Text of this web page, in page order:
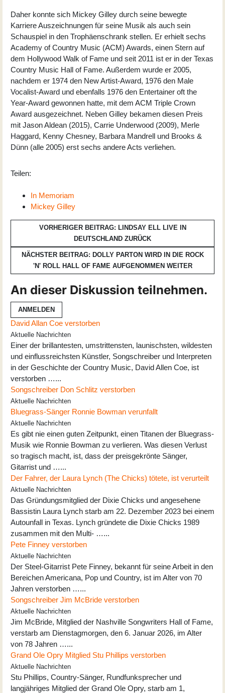
Daher konnte sich Mickey Gilley durch seine bewegte
Karriere Auszeichnungen für seine Musik als auch sein
Schauspiel in den Trophäenschrank stellen. Er erhielt sechs
Academy of Country Music (ACM) Awards, einen Stern auf
dem Hollywood Walk of Fame und seit 2011 ist er in der Texas
Country Music Hall of Fame. Außerdem wurde er 2005,
nachdem er 1974 den New Artist-Award, 1976 den Male
Vocalist-Award und ebenfalls 1976 den Entertainer oft the
Year-Award gewonnen hatte, mit dem ACM Triple Crown
Award ausgezeichnet. Neben Gilley bekamen diesen Preis
mit Jason Aldean (2015), Carrie Underwood (2009), Merle
Haggard, Kenny Chesney, Barbara Mandrell und Brooks &
Dünn (alle 2005) erst sechs andere Acts verliehen.
Teilen:
In Memoriam
Mickey Gilley
VORHERIGER BEITRAG: LINDSAY ELL LIVE IN
DEUTSCHLAND ZURÜCK
NÄCHSTER BEITRAG: DOLLY PARTON WIRD IN DIE ROCK
'N' ROLL HALL OF FAME AUFGENOMMEN WEITER
An dieser Diskussion teilnehmen.
ANMELDEN
David Allan Coe verstorben
Aktuelle Nachrichten
Einer der brillantesten, umstrittensten, launischsten, wildesten
und einflussreichsten Künstler, Songschreiber und Interpreten
in der Geschichte der Country Music, David Allen Coe, ist
verstorben …...
Songschreiber Don Schlitz verstorben
Aktuelle Nachrichten
Bluegrass-Sänger Ronnie Bowman verunfallt
Aktuelle Nachrichten
Es gibt nie einen guten Zeitpunkt, einen Titanen der Bluegrass-
Musik wie Ronnie Bowman zu verlieren. Was diesen Verlust
so tragisch macht, ist, dass der preisgekrönte Sänger,
Gitarrist und …...
Der Fahrer, der Laura Lynch (The Chicks) tötete, ist verurteilt
Aktuelle Nachrichten
Das Gründungsmitglied der Dixie Chicks und angesehene
Bassistin Laura Lynch starb am 22. Dezember 2023 bei einem
Autounfall in Texas. Lynch gründete die Dixie Chicks 1989
zusammen mit den Multi- …...
Pete Finney verstorben
Aktuelle Nachrichten
Der Steel-Gitarrist Pete Finney, bekannt für seine Arbeit in den
Bereichen Americana, Pop und Country, ist im Alter von 70
Jahren verstorben …...
Songschreiber Jim McBride verstorben
Aktuelle Nachrichten
Jim McBride, Mitglied der Nashville Songwriters Hall of Fame,
verstarb am Dienstagmorgen, den 6. Januar 2026, im Alter
von 78 Jahren …...
Grand Ole Opry Mitglied Stu Phillips verstorben
Aktuelle Nachrichten
Stu Phillips, Country-Sänger, Rundfunksprecher und
langjähriges Mitglied der Grand Ole Opry, starb am 1,